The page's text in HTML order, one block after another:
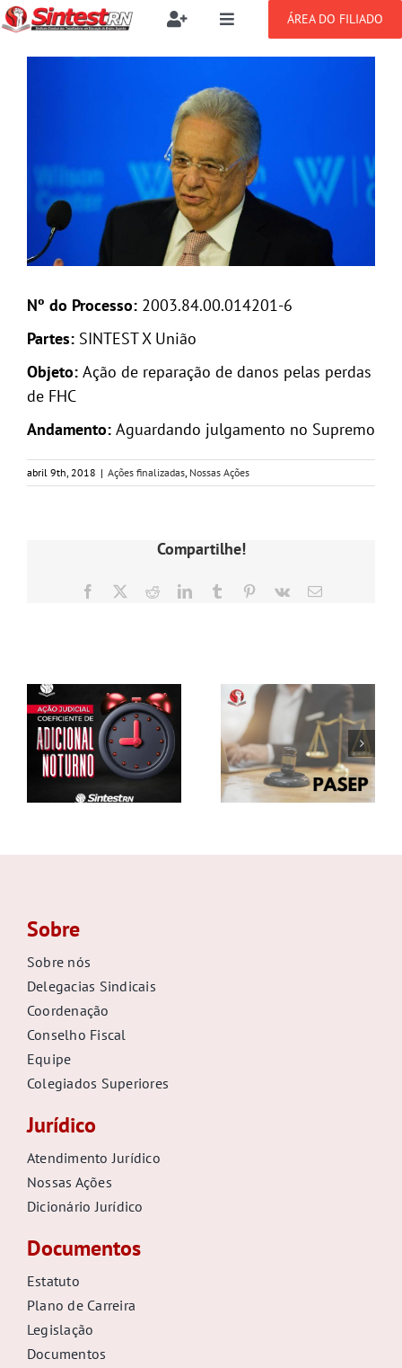
Ir
para
Toggle
Buscar
Benefícios
Setor jurídico
Toggle
PUBLICAÇÕES
CONGRESSOS
GREVE
DOCUMENTOS
GALERIA
ÁREA DO FILIADO
Nº do Processo: 2003.84.00.014201-6
Partes: SINTEST X União
Objeto: Ação de reparação de danos pelas perdas
de FHC
Andamento: Aguardando julgamento no Supremo
abril 9th, 2018 | Ações finalizadas, Nossas Ações
Compartilhe!
Facebook RedditLinkedInTumblr Pinterest
Vk
E-
Sobre
Sobre nós
Delegacias Sindicais
Coordenação
Conselho Fiscal
Equipe
Colegiados Superiores
Jurídico
Atendimento Jurídico
Nossas Ações
Dicionário Jurídico
Documentos
Estatuto
Plano de Carreira
Legislação
Documentos